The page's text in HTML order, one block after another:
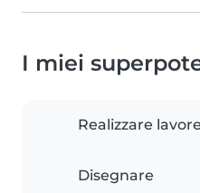
I miei
Realizzare
Disegnare